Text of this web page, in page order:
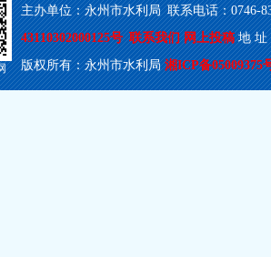
主办单位：永州市水利局 联系电话：0746-
43110302000125号 联系我们 网上投稿地 址
版权所有：永州市水利局湘ICP备05009375